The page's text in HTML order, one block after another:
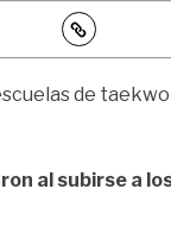
de
al subirse a